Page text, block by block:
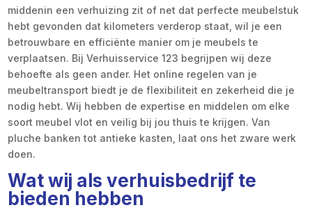
middenin een verhuizing zit of net dat perfecte meubelstuk
hebt gevonden dat kilometers verderop staat, wil je een
betrouwbare en efficiënte manier om je meubels te
verplaatsen. Bij Verhuisservice 123 begrijpen wij deze
behoefte als geen ander. Het online regelen van je
meubeltransport biedt je de flexibiliteit en zekerheid die je
nodig hebt. Wij hebben de expertise en middelen om elke
soort meubel vlot en veilig bij jou thuis te krijgen. Van
pluche banken tot antieke kasten, laat ons het zware werk
doen.
Wat wij als verhuisbedrijf te
bieden hebben